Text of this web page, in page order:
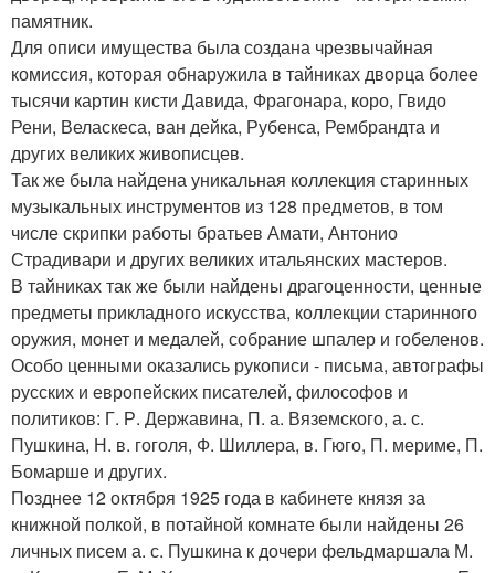
памятник.
Для описи имущества была создана чрезвычайная
комиссия, которая обнаружила в тайниках дворца более
тысячи картин кисти Давида, Фрагонара, коро, Гвидо
Рени, Веласкеса, ван дейка, Рубенса, Рембрандта и
других великих живописцев.
Так же была найдена уникальная коллекция старинных
музыкальных инструментов из 128 предметов, в том
числе скрипки работы братьев Амати, Антонио
Страдивари и других великих итальянских мастеров.
В тайниках так же были найдены драгоценности, ценные
предметы прикладного искусства, коллекции старинного
оружия, монет и медалей, собрание шпалер и гобеленов.
Особо ценными оказались рукописи - письма, автографы
русских и европейских писателей, философов и
политиков: Г. Р. Державина, П. а. Вяземского, а. с.
Пушкина, Н. в. гоголя, Ф. Шиллера, в. Гюго, П. мериме, П.
Бомарше и других.
Позднее 12 октября 1925 года в кабинете князя за
книжной полкой, в потайной комнате были найдены 26
личных писем а. с. Пушкина к дочери фельдмаршала М.